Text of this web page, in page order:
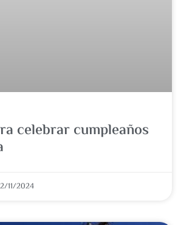
celebrar cumpleaños
11/2024